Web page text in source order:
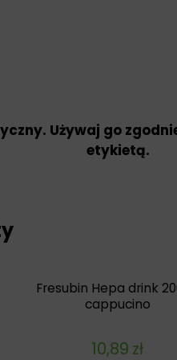
Używaj go
etykietą.
Fresubin Hepa drink
cappucino
10,89 zł